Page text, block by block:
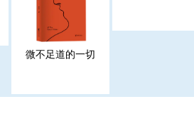
微不足道的一切